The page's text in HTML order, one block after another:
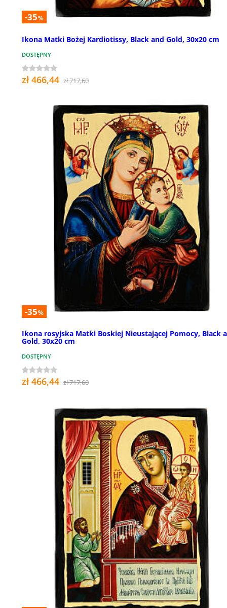
-35%
Ikona Matki Bożej Kardiotissy, Black and Gold, 30x20 cm
DOSTĘPNY
zł 466,44 zł 717,60
-35%
Ikona rosyjska Matki Boskiej Nieustającej Pomocy, Black
Gold, 30x20 cm
DOSTĘPNY
zł 466,44 zł 717,60